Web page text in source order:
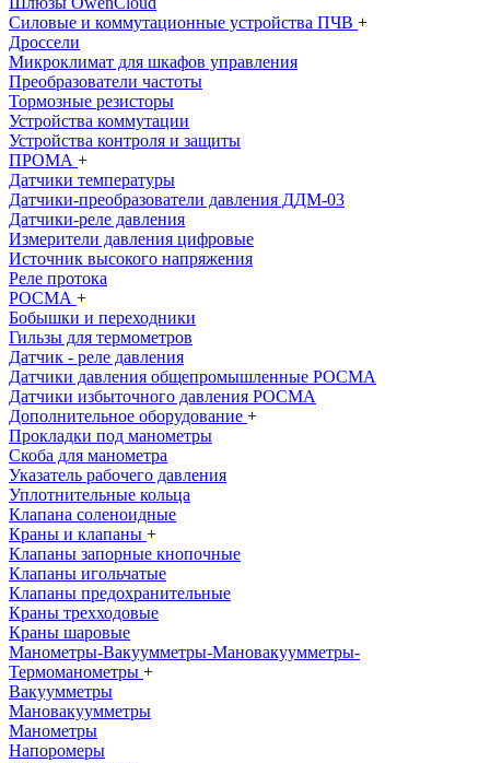
Силовые и коммутационные устройства ПЧВ +
Дроссели
Микроклимат для шкафов управления
Преобразователи частоты
Тормозные резисторы
Устройства коммутации
Устройства контроля и защиты
ПРОМА +
Датчики температуры
Датчики-преобразователи давления ДДМ-03
Датчики-реле давления
Измерители давления цифровые
Источник высокого напряжения
Реле протока
РОСМА +
Бобышки и переходники
Гильзы для термометров
Датчик - реле давления
Датчики давления общепромышленныe РОСМА
Датчики избыточного давления РОСМА
Дополнительное оборудование +
Прокладки под манометры
Скоба для манометра
Указатель рабочего давления
Уплотнительные кольца
Клапана соленоидные
Краны и клапаны +
Клапаны запорные кнопочные
Клапаны игольчатые
Клапаны предохранительные
Краны трехходовые
Краны шаровые
Манометры-Вакуумметры-Мановакуумметры-
Термоманометры +
Вакуумметры
Мановакуумметры
Манометры
Напоромеры